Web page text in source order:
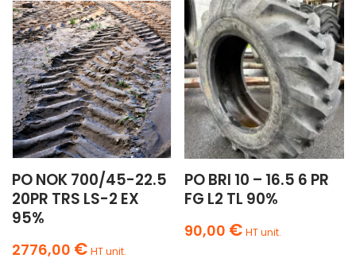
PO NOK 700/45-22.5
20PR TRS LS-2 EX
95%
2776,00 € HT unit.
PO BRI 10 – 16.5 6 PR
FG L2 TL 90%
90,00 € HT unit.